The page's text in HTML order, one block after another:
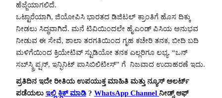
ಹೆಜ್ಜೆಯಾಗಲಿದೆ.
ಒಟ್ಟಾರೆಯಾಗಿ, ಜಿಯೋಪಿಸಿ ಭಾರತದ ಡಿಜಿಟಲ್ ಕ್ರಾಂತಿಗೆ ಹೊಸ ದಿಕ್ಕು
ನೀಡಲು ಸಿದ್ಧವಾಗಿದೆ. ಮನೆ ಟಿವಿಯಿಂದಲೇ ಹೈಎಂಡ್ ಪಿಸಿಯ ಅನುಭವ
ನೀಡುವ ಈ ಸೇವೆ, ಶಾಲಾ ತರಗತಿಯಿಂದ ಗೃಹ ಕಚೇರಿ ತನಕ, ಬೀದಿ ಬದಿ
ಮಳಿಗೆಯಿಂದ ಕ್ರಿಯೇಟಿವ್ ಸ್ಟುಡಿಯೋ ತನಕ ಎಲ್ಲರಿಗೂ ಲಭ್ಯ. “ಒನ್
ಸಬ್‌ಸ್ಕ್ರಿಪ್ಷನ್, ಇನ್ಫಿನಿಟ್ ಪಾಸಿಬಿಲಿಟೀಸ್” ಗೆ ನಿಜವಾದ ಉದಾಹರಣೆ ಇದು.
ಪ್ರತಿದಿನ ಇದೇ ರೀತಿಯ ಉಪಯುಕ್ತ ಮಾಹಿತಿ ಮತ್ತು ನ್ಯೂಸ್ ಅಲರ್ಟ್
ಪಡೆಯಲು ಇಲ್ಲಿ ಕ್ಲಿಕ್ ಮಾಡಿ ? WhatsApp Channel ನೀಡ್ಸ್ ಆಫ್